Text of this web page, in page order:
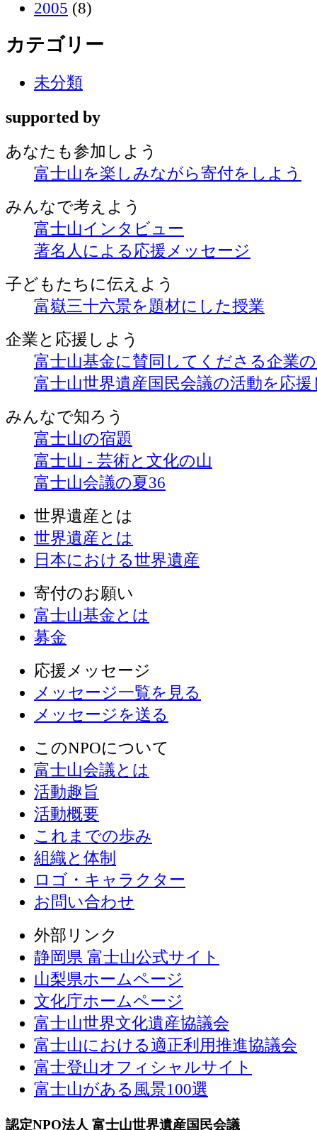
2005 (8)
カテゴリー
未分類
supported by
あなたも参加しよう
富士山を楽しみながら寄付をしよう
みんなで考えよう
富士山インタビュー
著名人による応援メッセージ
子どもたちに伝えよう
富嶽三十六景を題材にした授業
企業と 応援しよう
富士山基金に賛同してくださる企業
富士山世界遺産国民会議の活動を応
みんなで知ろう
富士山の宿題
富士山 - 芸術と文化の山
富士山会議の夏36
世界遺産とは
世界遺産とは
日本における世界遺産
寄付のお願い
富士山基金とは
募金
応援メッセージ
メッセージ一覧を見る
メッセージを送る
このNPOについて
富士山会議とは
活動趣旨
活動概要
これまでの歩み
組織と体制
ロゴ・キャラクター
お問い合わせ
外部リンク
静岡県 富士山公式サイト
山梨県ホームページ
文化庁ホームページ
富士山世界文化遺産協議会
富士山における適正利用推進協議会
富士登山オフィシャルサイト
富士山がある風景100選
認定NPO法人 富士山世界遺産国民会議